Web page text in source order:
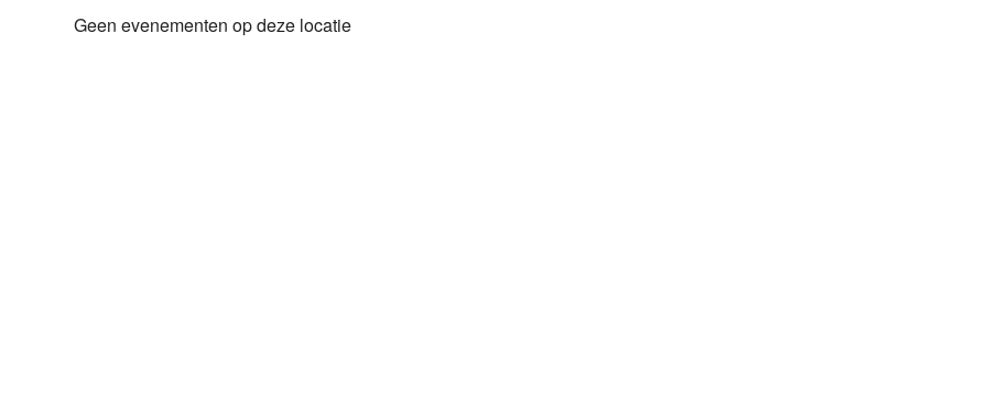
Geen evenementen op deze locatie